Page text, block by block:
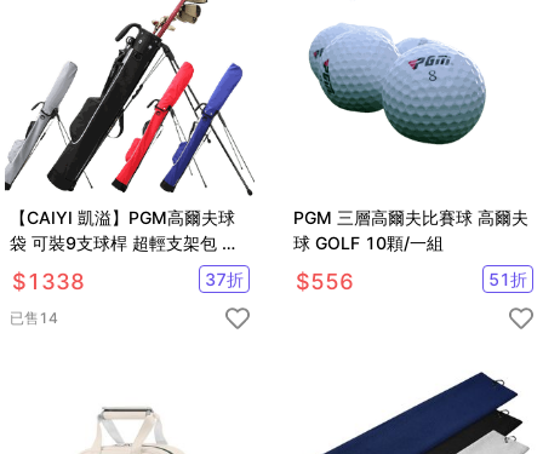
【CAIYI 凱溢】PGM高爾夫球
袋 可裝9支球桿 超輕支架包 高
爾夫球練習袋 男女防水球袋球
包
$1338 37折
已售 14
PGM 三層高爾夫比賽球 高爾夫
球 GOLF 10顆/一組
$556 51折